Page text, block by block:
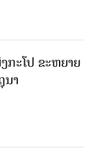
ກະໂປ ຂະຫຍາຍ
ນາ